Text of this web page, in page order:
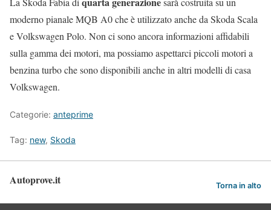
moderno pianale MQB A0 che è utilizzato anche da Skoda Scala
e Volkswagen Polo. Non ci sono ancora informazioni affidabili
sulla gamma dei motori, ma possiamo aspettarci piccoli motori a
benzina turbo che sono disponibili anche in altri modelli di casa
Volkswagen.
Categorie: anteprime
Tag: new, Skoda
Autoprove.it Torna in alto